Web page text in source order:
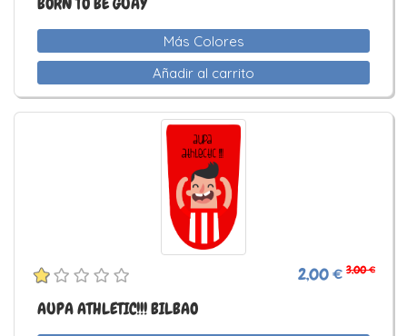
Más Colores
Añadir al carrito
2,00 € 3,00 €
AUPA ATHLETIC!!! BILBAO